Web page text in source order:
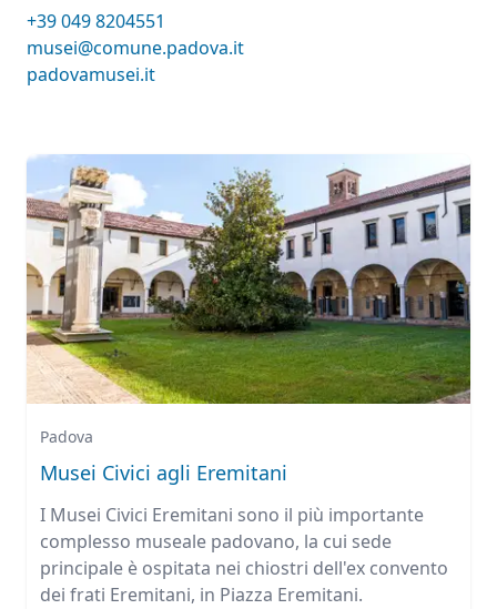
+39 049 8204551
musei@comune.padova.it
padovamusei.it
Padova
Musei Civici agli Eremitani
I Musei Civici Eremitani sono il più importante
complesso museale padovano, la cui sede
principale è ospitata nei chiostri dell'ex convento
dei frati Eremitani, in Piazza Eremitani.